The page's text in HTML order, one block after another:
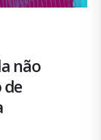
não